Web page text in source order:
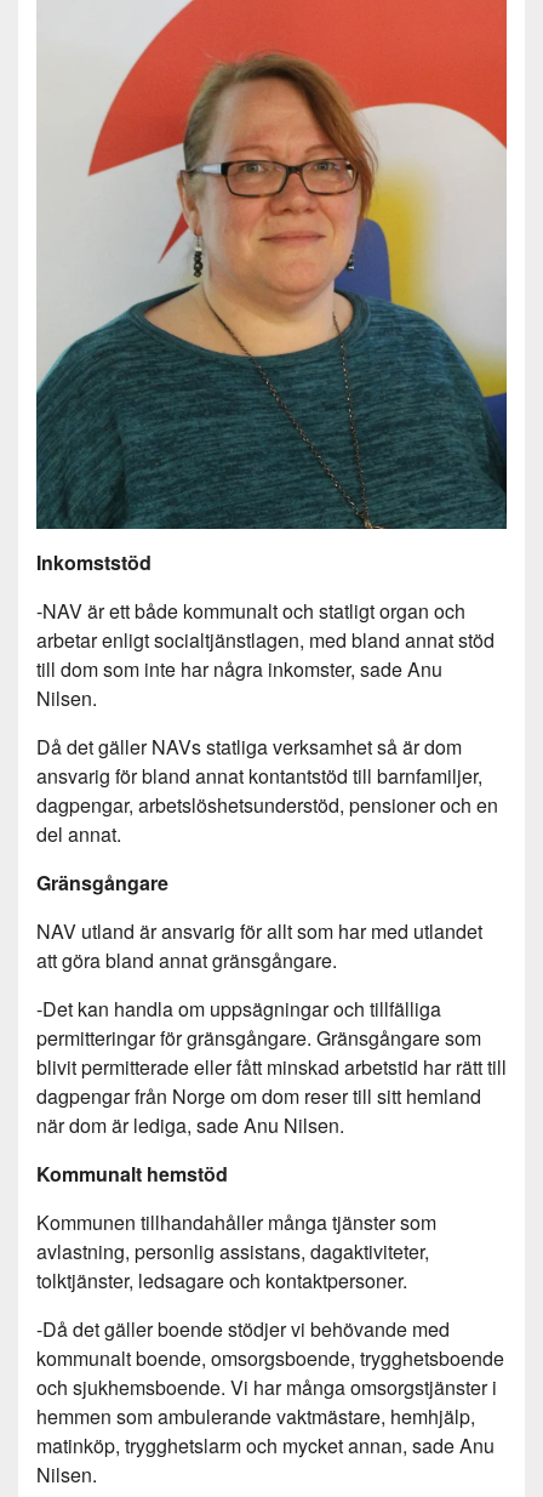
Inkomststöd
-NAV är ett både kommunalt och statligt organ och
arbetar enligt socialtjänstlagen, med bland annat stöd
till dom som inte har några inkomster, sade Anu
Nilsen.
Då det gäller NAVs statliga verksamhet så är dom
ansvarig för bland annat kontantstöd till barnfamiljer,
dagpengar, arbetslöshetsunderstöd, pensioner och en
del annat.
Gränsgångare
NAV utland är ansvarig för allt som har med utlandet
att göra bland annat gränsgångare.
-Det kan handla om uppsägningar och tillfälliga
permitteringar för gränsgångare. Gränsgångare som
blivit permitterade eller fått minskad arbetstid har rätt till
dagpengar från Norge om dom reser till sitt hemland
när dom är lediga, sade Anu Nilsen.
Kommunalt hemstöd
Kommunen tillhandahåller många tjänster som
avlastning, personlig assistans, dagaktiviteter,
tolktjänster, ledsagare och kontaktpersoner.
-Då det gäller boende stödjer vi behövande med
kommunalt boende, omsorgsboende, trygghetsboende
och sjukhemsboende. Vi har många omsorgstjänster i
hemmen som ambulerande vaktmästare, hemhjälp,
matinköp, trygghetslarm och mycket annan, sade Anu
Nilsen.